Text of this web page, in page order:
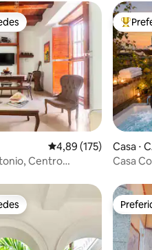
4,89 de uma
4,89 (175)
Centro
Entre
Casa ⋅
Casa